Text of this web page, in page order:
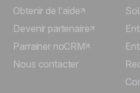
Obtenir de l’aide
Devenir partenaire
Parrainer noCRM
Nous contacter